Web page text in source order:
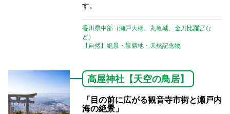
す。
香川県中部（瀬戸大橋、丸亀城、金刀比羅宮な
ど）
【自然】絶景・景勝地・天然記念物
高屋神社【天空の鳥居】
「目の前に広がる観音寺市街と瀬戸内
海の絶景」